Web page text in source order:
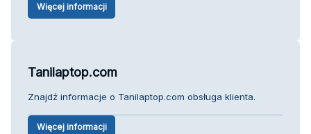
Więcej informacji
Tanilaptop.com
Znajdź informacje o Tanilaptop.com obsługa klienta.
Więcej informacji